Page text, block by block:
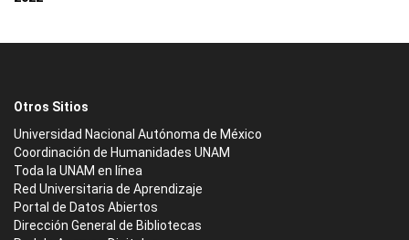
Otros Sitios
Universidad Nacional Autónoma de México
Coordinación de Humanidades UNAM
Toda la UNAM en línea
Red Universitaria de Aprendizaje
Portal de Datos Abiertos
Dirección General de Bibliotecas